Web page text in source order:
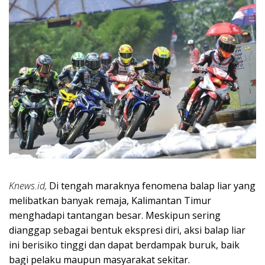
Knews.id, Di tengah maraknya fenomena balap liar yang
melibatkan banyak remaja, Kalimantan Timur
menghadapi tantangan besar. Meskipun sering
dianggap sebagai bentuk ekspresi diri, aksi balap liar
ini berisiko tinggi dan dapat berdampak buruk, baik
bagi pelaku maupun masyarakat sekitar.